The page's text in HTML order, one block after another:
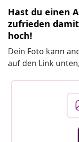
Hast du einen
zufrieden
hoch!
Dein Foto kann
auf den Link